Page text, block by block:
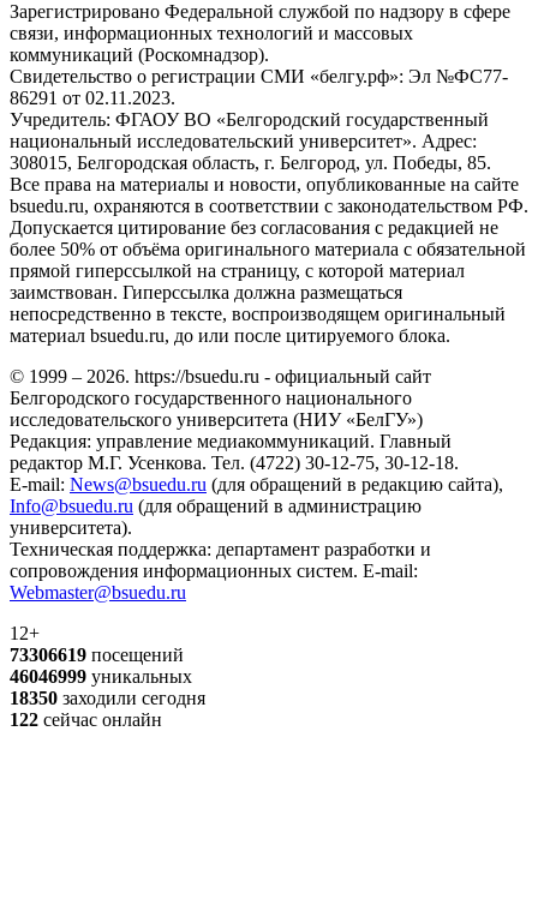
Зарегистрировано Федеральной службой по надзору в сфере
связи, информационных технологий и массовых
коммуникаций (Роскомнадзор).
Свидетельство о регистрации СМИ «белгу.рф»: Эл №ФС77-
86291 от 02.11.2023.
Учредитель: ФГАОУ ВО «Белгородский государственный
национальный исследовательский университет». Адрес:
308015, Белгородская область, г. Белгород, ул. Победы, 85.
Все права на материалы и новости, опубликованные на сайте
bsuedu.ru, охраняются в соответствии с законодательством РФ.
Допускается цитирование без согласования с редакцией не
более 50% от объёма оригинального материала с обязательной
прямой гиперссылкой на страницу, с которой материал
заимствован. Гиперссылка должна размещаться
непосредственно в тексте, воспроизводящем оригинальный
материал bsuedu.ru, до или после цитируемого блока.
© 1999 – 2026. https://bsuedu.ru - официальный сайт
Белгородского государственного национального
исследовательского университета (НИУ «БелГУ»)
Редакция: управление медиакоммуникаций. Главный
редактор М.Г. Усенкова. Тел. (4722) 30-12-75, 30-12-18.
E-mail: News@bsuedu.ru (для обращений в редакцию сайта),
Info@bsuedu.ru (для обращений в администрацию
университета).
Техническая поддержка: департамент разработки и
сопровождения информационных систем. E-mail:
Webmaster@bsuedu.ru
12+
73306619 посещений
46046999 уникальных
18350 заходили сегодня
122 сейчас онлайн